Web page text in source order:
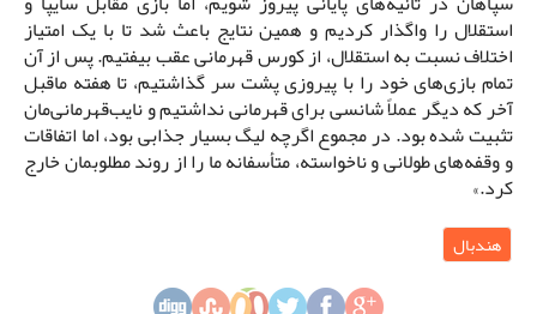
استقلال را واگذار کردیم و همین نتایج باعث شد تا با یک امتیاز
اختلاف نسبت به استقلال، از کورس قهرمانی عقب بیفتیم. پس از آن
تمام بازی‌های خود را با پیروزی پشت سر گذاشتیم، تا هفته ماقبل
آخر که دیگر عملاً شانسی برای قهرمانی نداشتیم و نایب‌قهرمانی‌مان
تثبیت شده بود. در مجموع اگرچه لیگ بسیار جذابی بود، اما اتفاقات
و وقفه‌های طولانی و ناخواسته، متأسفانه ما را از روند مطلوبمان خارج
کرد.»
هندبال